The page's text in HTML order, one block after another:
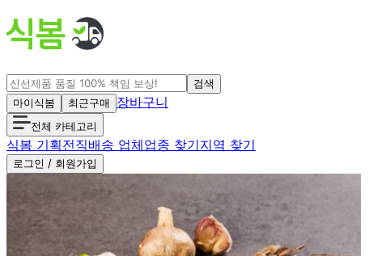
검색
마이식봄
최근구매 장바구니
전체 카테고리
식봄 기획전직배송 업체업종 찾기지역 찾기
로그인 / 회원가입